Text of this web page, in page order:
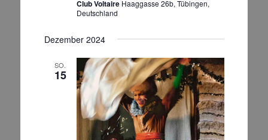
Club Voltaire Haaggasse 26b, Tübingen,
Deutschland
Dezember 2024
SO.
15